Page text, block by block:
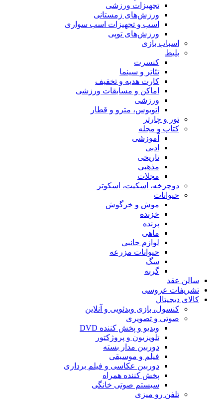
تجهیزات ورزشی
ورزش‌های زمستانی
اسب و تجهیزات اسب سواری
ورزش‌های توپی
اسباب‌ بازی
بلیط
کنسرت
تئاتر و سینما
کارت هدیه و تخفیف
اماکن و مسابقات ورزشی
ورزشی
اتوبوس، مترو و قطار
تور و چارتر
کتاب و مجله
آموزشی
ادبی
تاریخی
مذهبی
مجلات
دوچرخه، اسکیت، اسکوتر
حیوانات
موش و خرگوش
خزنده
پرنده
ماهی
لوازم جانبی
حیوانات مزرعه
سگ
گربه
سالن عقد
تشریفات عروسی
کالای دیجیتال
کنسول، بازی‌ ویدئویی و آنلاین
صوتی و تصویری
ویدیو و پخش کننده DVD
تلویزیون و پروژکتور
دوربین مدار بسته
فیلم و موسیقی
دوربین عکاسی و فیلم برداری
پخش کننده همراه
سیستم صوتی خانگی
تلفن رو میزی